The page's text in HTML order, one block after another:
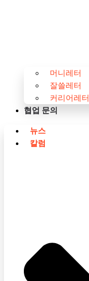
머니레터
잘쓸레터
커리어레터
협업 문의
뉴스
칼럼